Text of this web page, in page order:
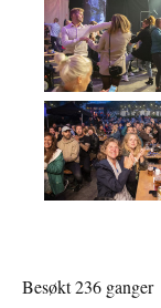
Besøkt 236 ganger